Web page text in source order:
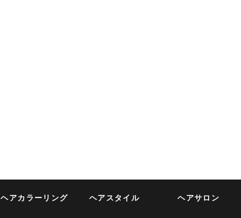
ヘアカラーリング ヘアスタイル ヘアサロン